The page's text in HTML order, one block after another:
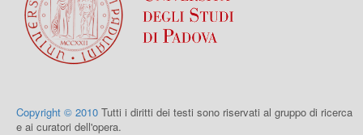
Copyright © 2010 Tutti i diritti dei testi sono riservati al gruppo di ricerca
e ai curatori dell'opera.